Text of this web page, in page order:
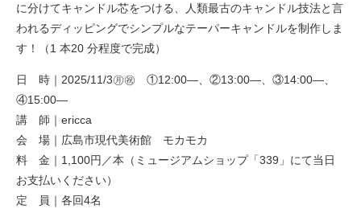
に分けてキャンドル芯をつける、人類最古のキャンドル技法と言
われるディッピングでシンプルなテーパーキャンドルを制作しま
す！（1 本20 分程度で完成）
日 時｜2025/11/3㊊㊗ ①12:00—、②13:00—、③14:00—、
④15:00—
講 師｜ericca
会 場｜広島市現代美術館 モカモカ
料 金｜1,100円／本（ミュージアムショップ「339」にて当日
お支払いください）
定 員｜各回4名